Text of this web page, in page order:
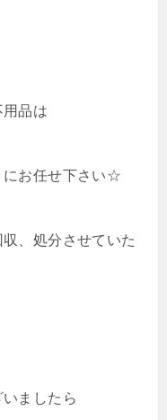
品は
にお任せ下さい☆
、処分させていた
ましたら